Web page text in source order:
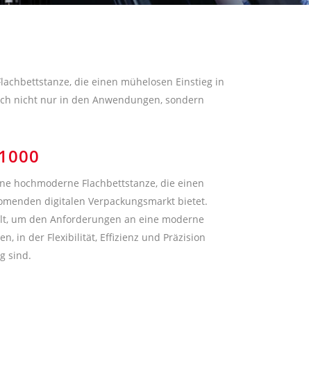
die einen mühelosen Einstieg in
nicht nur in den Anwendungen, sondern
hochmoderne Flachbettstanze, die einen
digitalen Verpackungsmarkt bietet.
um den Anforderungen an eine moderne
in der Flexibilität, Effizienz und Präzision
sind.